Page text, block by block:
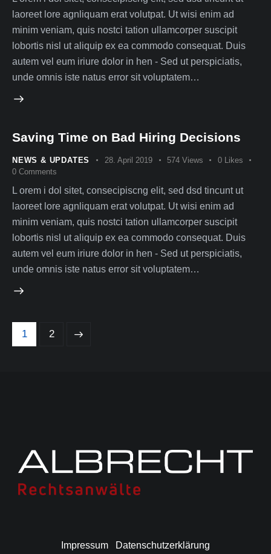
laoreet lore agnliquam erat volutpat. Ut wisi enim ad
minim veniam, quis nostci tation ullamcorper suscipit
lobortis nisl ut aliquip ex ea commodo consequat. Duis
autem vel eum iriure dolor in hen - Sed ut perspiciatis,
unde omnis iste natus error sit voluptatem…
Saving Time on Bad Hiring Decisions
NEWS & UPDATES 28. April 2019 574 Views 0 Likes
0 Comments
L orem i dol sitet, consecipiscng elit, sed dsd tincunt ut
laoreet lore agnliquam erat volutpat. Ut wisi enim ad
minim veniam, quis nostci tation ullamcorper suscipit
lobortis nisl ut aliquip ex ea commodo consequat. Duis
autem vel eum iriure dolor in hen - Sed ut perspiciatis,
unde omnis iste natus error sit voluptatem…
1 2
Impressum Datenschutzerklärung